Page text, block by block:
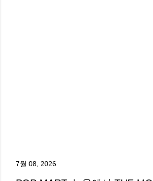
7월 08, 2026